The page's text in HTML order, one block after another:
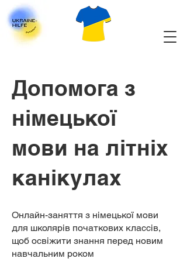
Допомога з
німецької
мови на літніх
канікулах
Онлайн-заняття з німецької мови
для школярів початкових классів,
щоб освіжити знання перед новим
навчальним роком